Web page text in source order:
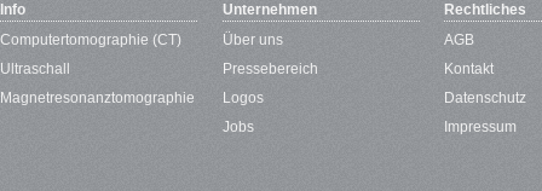
Info
Computertomographie (CT)
Ultraschall
Magnetresonanztomographie
Unternehmen
Über uns
Pressebereich
Logos
Jobs
Rechtliches
AGB
Kontakt
Datenschutz
Impressum